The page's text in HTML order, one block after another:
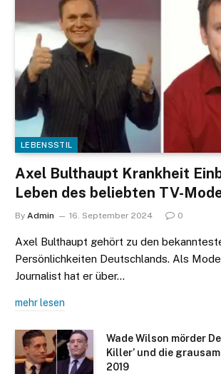
LEBENSSTIL
Axel Bulthaupt Krankheit
Leben des beliebten TV-
By Admin 16. September 2024 0
Axel Bulthaupt gehört zu den
Persönlichkeiten Deutschlands. Als
Journalist hat er über…
mehr lesen
Wade Wilson mörder
Killer’ und die
2019